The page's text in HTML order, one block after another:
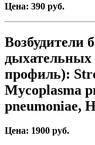
Цена: 390 руб.
Возбудители
дыхательных
профиль):
Mycoplasma
pneumoniae,
Цена: 1900 руб.